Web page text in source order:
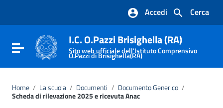
Vai al footer
Cerca
Accedi
Attiva / disattiva la navigazione
I.C. O.Pazzi Brisighella (RA)
Sito web ufficiale dell'Istituto Comprensivo
O.Pazzi di Brisighella(RA)
Home / La scuola / Documenti / Documento Generico /
Scheda di rilevazione 2025 e ricevuta Anac